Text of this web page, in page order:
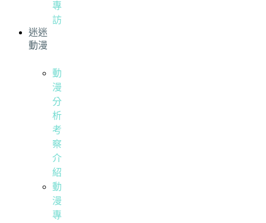
專
訪
迷迷
動漫
動
漫
分
析
考
察
介
紹
動
漫
專